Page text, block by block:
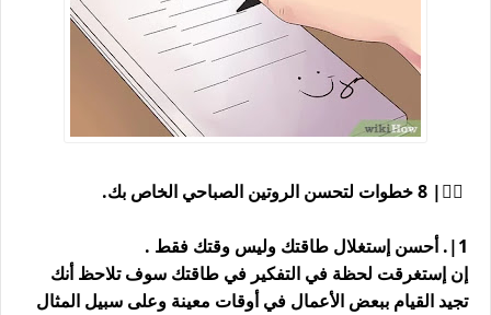
👨‍⚕| 8 خطوات لتحسن الروتين الصباحي الخاص بك.
1|. أحسن إستغلال طاقتك وليس وقتك فقط .
إن إستغرقت لحظة في التفكير في طاقتك سوف تلاحظ أنك
تجيد القيام ببعض الأعمال في أوقات معينة وعلى سبيل المثال